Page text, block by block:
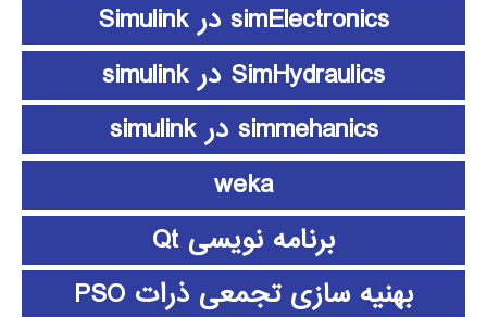
simElectronics در Simulink
SimHydraulics در simulink
simmehanics در simulink
weka
برنامه نویسی Qt
بهنیه سازی تجمعی ذرات PSO